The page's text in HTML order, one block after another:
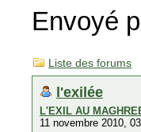
Envoyé
Liste des forums
l'exilée
L'EXIL AU
11 novembre 2010,